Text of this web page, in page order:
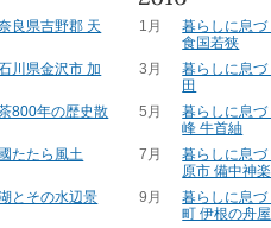
良県吉野郡 天
川県金沢市 加
800年の歴史散
たたら風土
とその水辺景
1月
暮らしに息
食国若狭
3月
暮らしに息
田
5月
暮らしに息
峰 牛首紬
7月
暮らしに息
原市 備中神楽
9月
暮らしに息
町 伊根の舟屋